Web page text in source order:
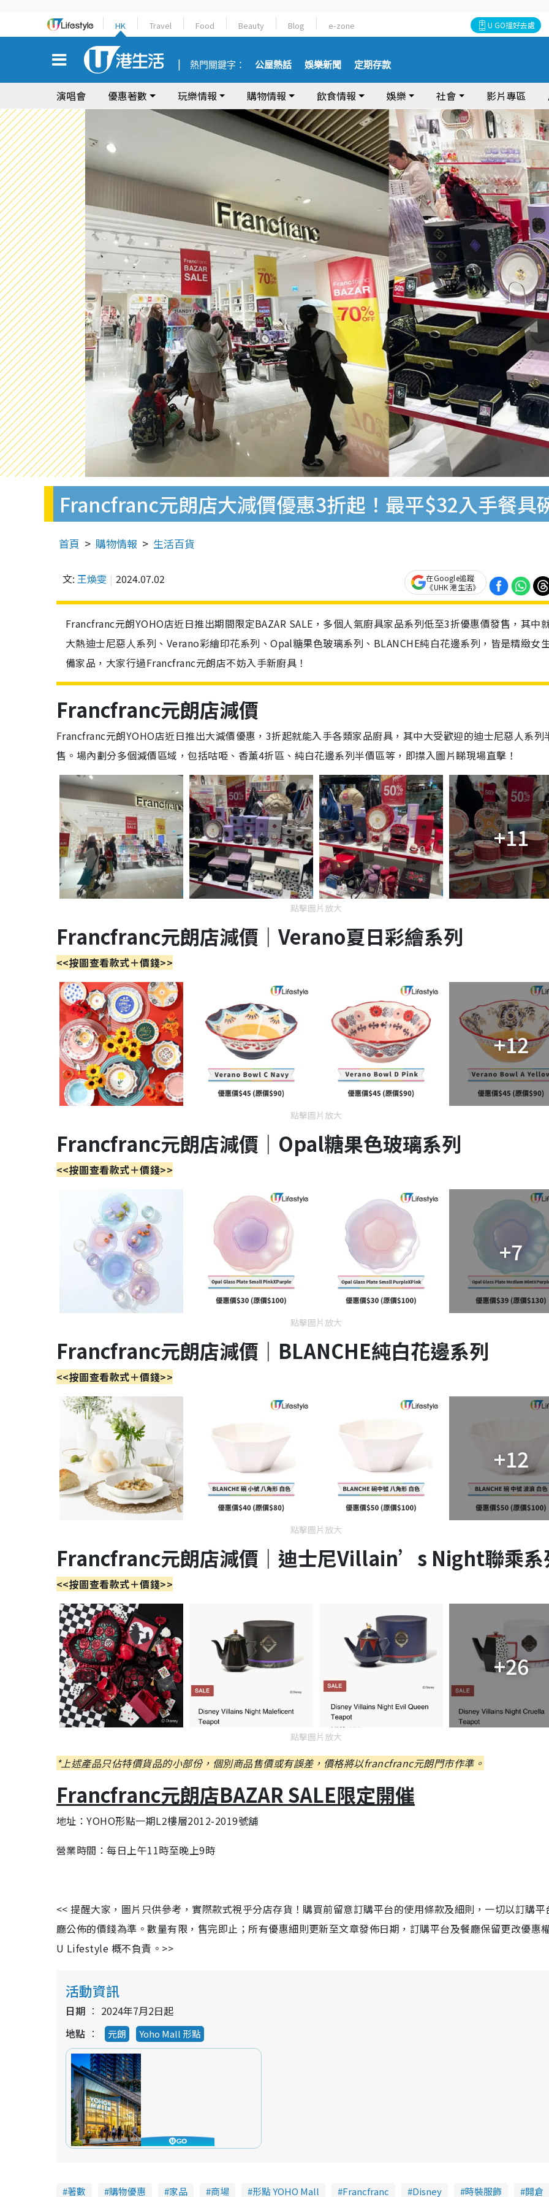
HK Travel Food Beauty Blog e-zone U GO搵好去處
熱門關鍵字： 公屋熱話 娛樂新聞 定期存款
演唱會 優惠著數 玩樂情報 購物情報 飲食情報 娛樂 社會 影片專區
Francfranc元朗店大減價優惠3折起！最平$32入手餐具
首頁 購物情報 生活百貨
文: 王煥雯 2024.07.02
在Google追蹤
《UHK 港生活》
Francfranc元朗YOHO店近日推出期間限定BAZAR SALE，多個人氣廚具家品系列低至3折優惠價發售，其中
大熱迪士尼惡人系列、Verano彩繪印花系列、Opal糖果色玻璃系列、BLANCHE純白花邊系列，皆是精緻女
備家品，大家行過Francfranc元朗店不妨入手新廚具！
Francfranc元朗店減價
Francfranc元朗YOHO店近日推出大減價優惠，3折起就能入手各類家品廚具，其中大受歡迎的迪士尼惡人系列
售。場內劃分多個減價區域，包括咕𠱸、香薰4折區、純白花邊系列半價區等，即㩒入圖片睇現場直擊！
+11
點擊圖片放大
Francfranc元朗店減價｜Verano夏日彩繪系列
<<按圖查看款式＋價錢>>
+12
點擊圖片放大
Francfranc元朗店減價｜Opal糖果色玻璃系列
<<按圖查看款式＋價錢>>
+7
點擊圖片放大
Francfranc元朗店減價｜BLANCHE純白花邊系列
<<按圖查看款式＋價錢>>
+12
點擊圖片放大
Francfranc元朗店減價｜迪士尼Villain’s Night聯乘系
<<按圖查看款式＋價錢>>
+26
點擊圖片放大
*上述產品只佔特價貨品的小部份，個別商品售價或有誤差，價格將以francfranc元朗門市作準。
Francfranc元朗店BAZAR SALE限定開催
地址：YOHO形點一期L2樓層2012-2019號舖
營業時間：每日上午11時至晚上9時
<< 提醒大家，圖片只供參考，實際款式視乎分店存貨！購買前留意訂購平台的使用條款及細則，一切以訂購平
廳公佈的價錢為準。數量有限，售完即止；所有優惠細則更新至文章發佈日期，訂購平台及餐廳保留更改優惠
U Lifestyle 概不負責。>>
活動資訊
日期
2024年7月2日起
地點
元朗 Yoho Mall 形點
著數 購物優惠 家品 商場 形點 YOHO Mall Francfranc Disney 時裝服飾 開倉